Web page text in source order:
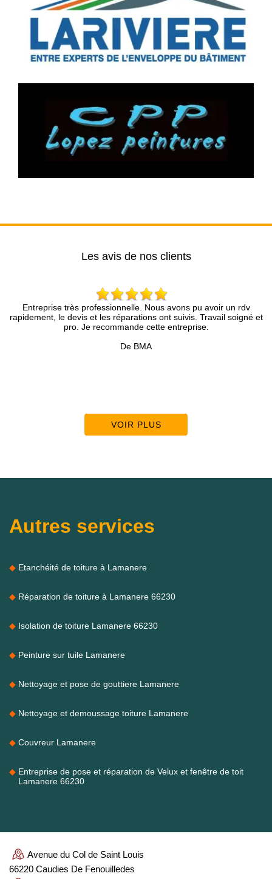
Les avis de nos clients
professionnelle. Nous avons pu avoir un rdv
et les réparations ont suivis. Travail soigné et
Je recommande cette entreprise.
Brun
compétence et
présenté avec
VOIR PLUS
Autres services
Etanchéité de toiture à Lamanere
Réparation de toiture à Lamanere 66230
Isolation de toiture Lamanere 66230
Peinture sur tuile Lamanere
Nettoyage et pose de gouttiere Lamanere
Nettoyage et demoussage toiture Lamanere
Couvreur Lamanere
Entreprise de pose et réparation de Velux et fenêtre de toit
Lamanere 66230
Avenue du Col de Saint Louis
66220 Caudies De Fenouilledes